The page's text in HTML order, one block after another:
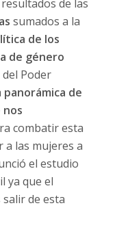
de las
sumados a la
de los
de género
Poder
panorámica de
nos
combatir esta
a las mujeres a
el estudio
ya que el
de esta